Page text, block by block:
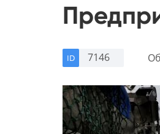
ID 7146